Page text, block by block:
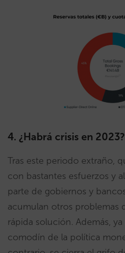
4. ¿Habrá crisis en 2023?
Tras este periodo extraño,
con bastantes esfuerzos y
parte de gobiernos y
acumulan otros problemas
rápida solución. Además,
comodín de la política